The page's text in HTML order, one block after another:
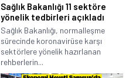
Sağlık Bakanlığı 11 sektöre
yönelik tedbirleri açıkladı
Sağlık Bakanlığı, normalleşme
sürecinde koronavirüse karşı
sektörlere yönelik hazırlanan
rehberlerin...